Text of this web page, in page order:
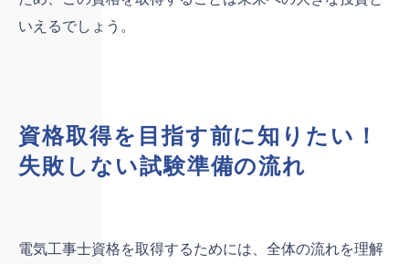
いえるでしょう。
資格取得を目指す前に知りたい！
失敗しない試験準備の流れ
電気工事士資格を取得するためには、全体の流れを理解